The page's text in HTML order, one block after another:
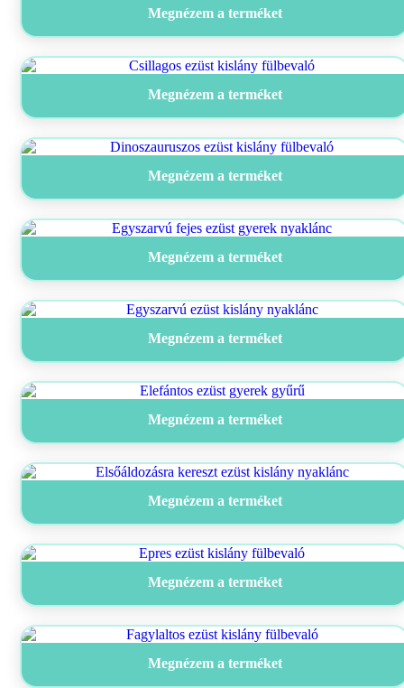
Megnézem a terméket
Megnézem a terméket
Megnézem a terméket
Megnézem a terméket
Megnézem a terméket
Megnézem a terméket
Megnézem a terméket
Megnézem a terméket
Megnézem a terméket